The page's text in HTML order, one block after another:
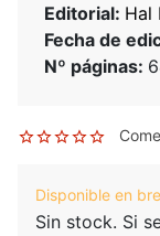
Editorial: Hal
Fecha de
Nº páginas:
Disponible en
Sin stock. Si